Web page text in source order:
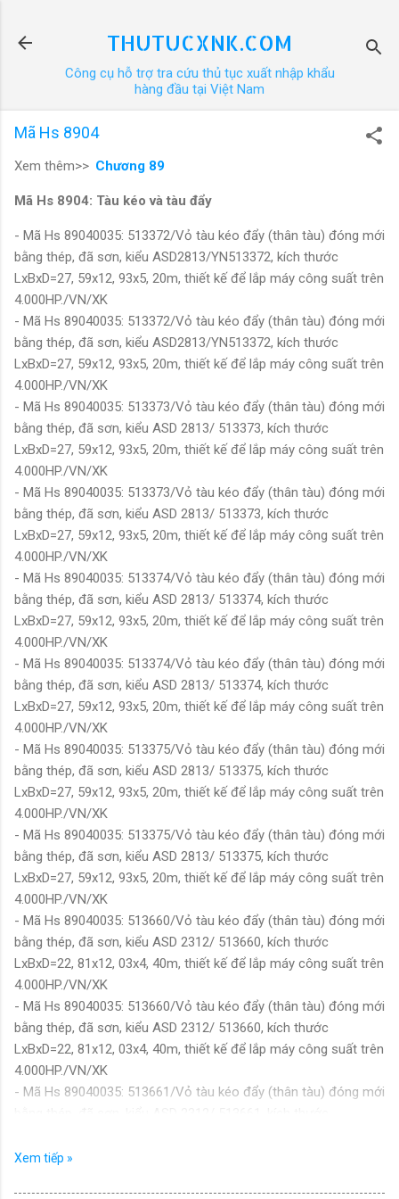
THUTUCXNK.COM
Công cụ hỗ trợ tra cứu thủ tục xuất nhập khẩu
hàng đầu tại Việt Nam
Mã Hs 8904
Xem thêm>> Chương 89
Mã Hs 8904: Tàu kéo và tàu đẩy
- Mã Hs 89040035: 513372/Vỏ tàu kéo đẩy (thân tàu) đóng mới
bằng thép, đã sơn, kiểu ASD2813/YN513372, kích thước
LxBxD=27, 59x12, 93x5, 20m, thiết kế để lắp máy công suất trên
4.000HP./VN/XK
- Mã Hs 89040035: 513372/Vỏ tàu kéo đẩy (thân tàu) đóng mới
bằng thép, đã sơn, kiểu ASD2813/YN513372, kích thước
LxBxD=27, 59x12, 93x5, 20m, thiết kế để lắp máy công suất trên
4.000HP./VN/XK
- Mã Hs 89040035: 513373/Vỏ tàu kéo đẩy (thân tàu) đóng mới
bằng thép, đã sơn, kiểu ASD 2813/ 513373, kích thước
LxBxD=27, 59x12, 93x5, 20m, thiết kế để lắp máy công suất trên
4.000HP./VN/XK
- Mã Hs 89040035: 513373/Vỏ tàu kéo đẩy (thân tàu) đóng mới
bằng thép, đã sơn, kiểu ASD 2813/ 513373, kích thước
LxBxD=27, 59x12, 93x5, 20m, thiết kế để lắp máy công suất trên
4.000HP./VN/XK
- Mã Hs 89040035: 513374/Vỏ tàu kéo đẩy (thân tàu) đóng mới
bằng thép, đã sơn, kiểu ASD 2813/ 513374, kích thước
LxBxD=27, 59x12, 93x5, 20m, thiết kế để lắp máy công suất trên
4.000HP./VN/XK
- Mã Hs 89040035: 513374/Vỏ tàu kéo đẩy (thân tàu) đóng mới
bằng thép, đã sơn, kiểu ASD 2813/ 513374, kích thước
LxBxD=27, 59x12, 93x5, 20m, thiết kế để lắp máy công suất trên
4.000HP./VN/XK
- Mã Hs 89040035: 513375/Vỏ tàu kéo đẩy (thân tàu) đóng mới
bằng thép, đã sơn, kiểu ASD 2813/ 513375, kích thước
LxBxD=27, 59x12, 93x5, 20m, thiết kế để lắp máy công suất trên
4.000HP./VN/XK
- Mã Hs 89040035: 513375/Vỏ tàu kéo đẩy (thân tàu) đóng mới
bằng thép, đã sơn, kiểu ASD 2813/ 513375, kích thước
LxBxD=27, 59x12, 93x5, 20m, thiết kế để lắp máy công suất trên
4.000HP./VN/XK
- Mã Hs 89040035: 513660/Vỏ tàu kéo đẩy (thân tàu) đóng mới
bằng thép, đã sơn, kiểu ASD 2312/ 513660, kích thước
LxBxD=22, 81x12, 03x4, 40m, thiết kế để lắp máy công suất trên
4.000HP./VN/XK
- Mã Hs 89040035: 513660/Vỏ tàu kéo đẩy (thân tàu) đóng mới
bằng thép, đã sơn, kiểu ASD 2312/ 513660, kích thước
LxBxD=22, 81x12, 03x4, 40m, thiết kế để lắp máy công suất trên
4.000HP./VN/XK
- Mã Hs 89040035: 513661/Vỏ tàu kéo đẩy (thân tàu) đóng mới
4.000HP./VN/XK
Xem tiếp »